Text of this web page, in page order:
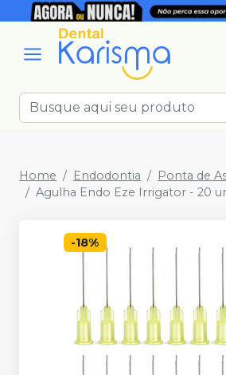
Home Endodontia
Ponta de
Agulha Endo Eze Irrigator - 20
-18%